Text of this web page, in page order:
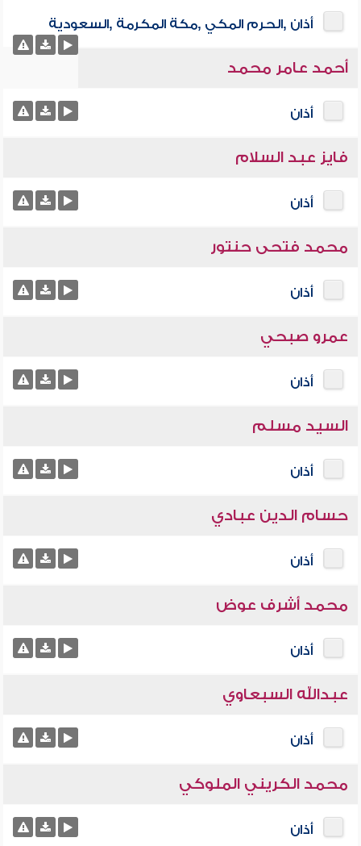
أذان ,الحرم المكي ,مكة المكرمة ,السعودية
أحمد عامر محمد
أذان
فايز عبد السلام
أذان
محمد فتحى حنتور
أذان
عمرو صبحي
أذان
السيد مسلم
أذان
حسام الدين عبادي
أذان
محمد أشرف عوض
أذان
عبدالله السبعاوي
أذان
محمد الكريني الملوكي
أذان